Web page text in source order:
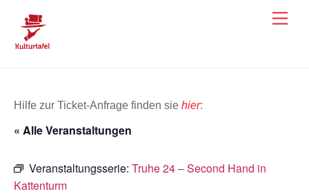
content
Hilfe zur Ticket-Anfrage finden sie hier:
« Alle Veranstaltungen
Veranstaltungsserie: Truhe 24 – Second Hand in
Kattenturm